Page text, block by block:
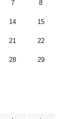
7 8
14 15
21 22
28 29